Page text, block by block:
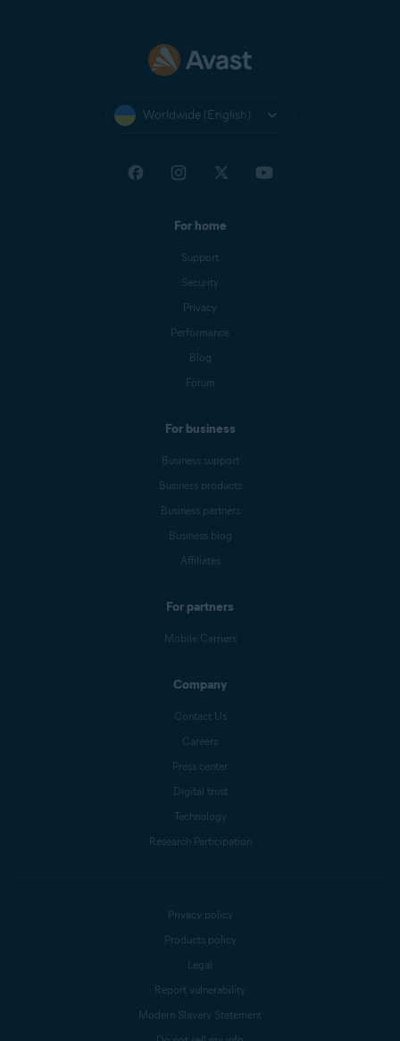
Worldwide (English)
For home
Support
Security
Privacy
Performance
Blog
Forum
For business
Business support
Business products
Business partners
Business blog
Affiliates
For partners
Mobile Carriers
Company
Contact Us
Careers
Press center
Digital trust
Technology
Research Participation
Privacy policy
Products policy
Legal
Report vulnerability
Modern Slavery Statement